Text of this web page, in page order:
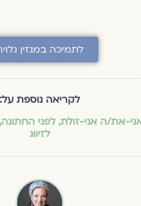
לתמיכה במגזין
לקריאה נוספת על:
את/ה אני-זולת,לפני החתונה,
לזיווג